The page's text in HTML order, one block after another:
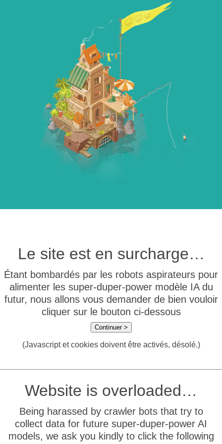
Le site est en surcharge…
Étant bombardés par les robots aspirateurs pour
alimenter les super-duper-power modèle IA du
futur, nous allons vous demander de bien vouloir
cliquer sur le bouton ci-dessous
Continuer >
(Javascript et cookies doivent être activés, désolé.)
Website is overloaded…
Being harassed by crawler bots that try to
collect data for future super-duper-power AI
models, we ask you kindly to click the following